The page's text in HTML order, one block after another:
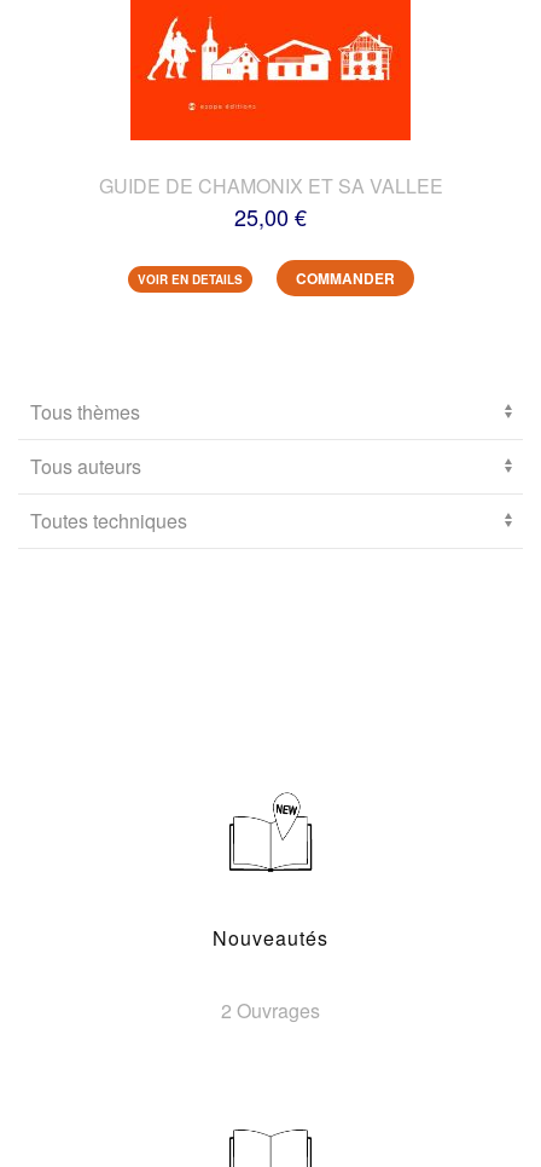
GUIDE DE CHAMONIX ET SA VALLEE
25,00 €
VOIR EN DETAILS COMMANDER
Nouveautés
2 Ouvrages